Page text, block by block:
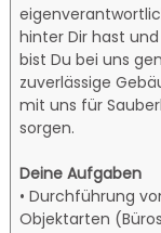
hinter Dir hast
bist Du bei uns
zuverlässige
mit uns für
sorgen.
Deine Aufgaben
• Durchführung
Objektarten